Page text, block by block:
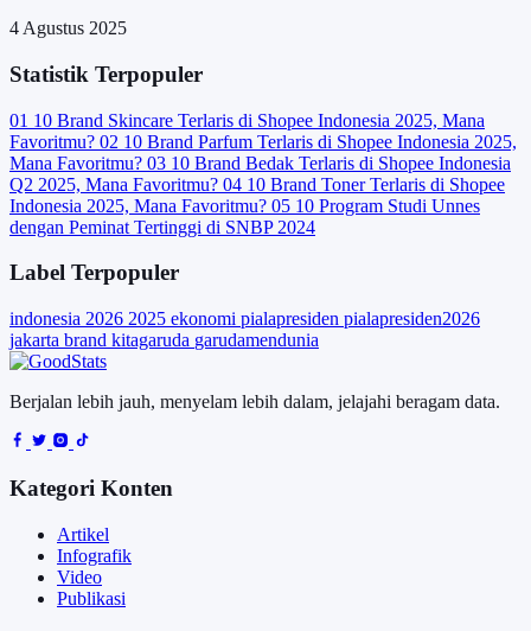
4 Agustus 2025
Statistik Terpopuler
01 10 Brand Skincare Terlaris di Shopee Indonesia 2025, Mana
Favoritmu? 02 10 Brand Parfum Terlaris di Shopee Indonesia 2025,
Mana Favoritmu? 03 10 Brand Bedak Terlaris di Shopee Indonesia
Q2 2025, Mana Favoritmu? 04 10 Brand Toner Terlaris di Shopee
Indonesia 2025, Mana Favoritmu? 05 10 Program Studi Unnes
dengan Peminat Tertinggi di SNBP 2024
Label Terpopuler
indonesia 2026 2025 ekonomi pialapresiden pialapresiden2026
jakarta brand kitagaruda garudamendunia
Berjalan lebih jauh, menyelam lebih dalam, jelajahi beragam data.
Kategori Konten
Artikel
Infografik
Video
Publikasi